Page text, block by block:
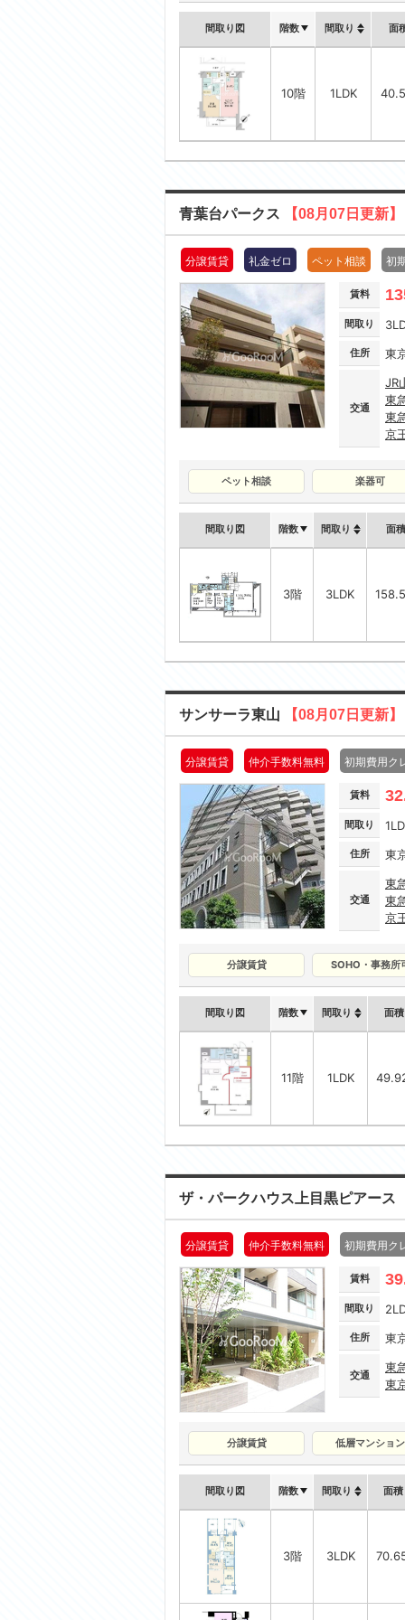
間取り図 階数 間取り 面
10階 1LDK
青葉台パークス 【08月07日更新】
分譲賃貸 礼金ゼロ ペット相談 初
賃料
間取り
住所 東
交通
JR
東
東
京
ペット相談 楽器可
間取り図 階数 間取り 面積
3階 3LDK
サンサーラ東山 【08月07日更新】
分譲賃貸 仲介手数料無料 初期費用ク
賃料
間取り
住所 東
交通
東
東
京
分譲賃貸 SOHO・事務所
間取り図 階数 間取り 面積
11階 1LDK
ザ・パークハウス上目黒ピアース
分譲賃貸 仲介手数料無料 初期費用ク
賃料
間取り
住所 東
交通
東
東
分譲賃貸 低層マンション
間取り図 階数 間取り 面積
3階 3LDK